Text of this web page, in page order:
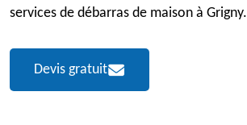
services de débarras de maison à Grigny.
Devis gratuit